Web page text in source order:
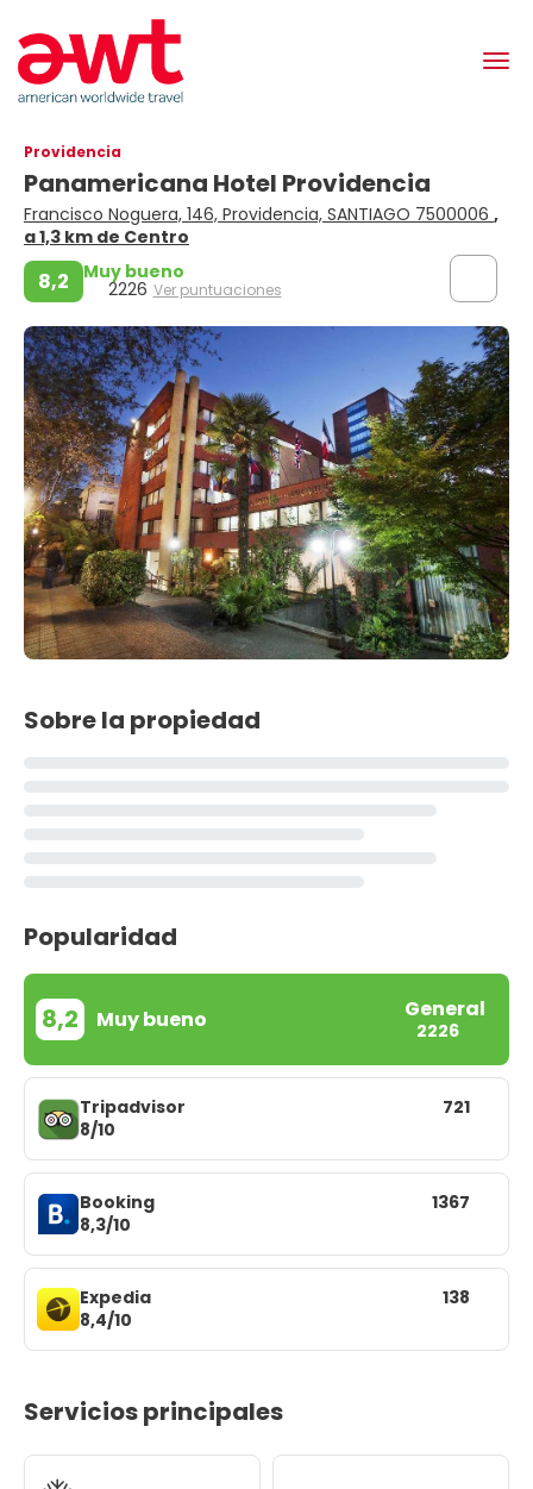
Providencia
Panamericana Hotel Providencia
Francisco Noguera, 146, Providencia, SANTIAGO 7500006 ,
a 1,3 km de Centro
8,2 Muy bueno
2226 Ver puntuaciones
Sobre la propiedad
Popularidad
8,2 Muy bueno General
2226
Tripadvisor
8/10
721
Booking
8,3/10
1367
Expedia
8,4/10
138
Servicios principales